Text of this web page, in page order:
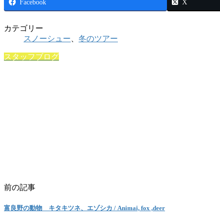
Facebook X
カテゴリー
スノーシュー
冬のツアー
スタッフブログ
前の記事
富良野の動物 キタキツネ、エゾシカ / Animai, fox ,deer